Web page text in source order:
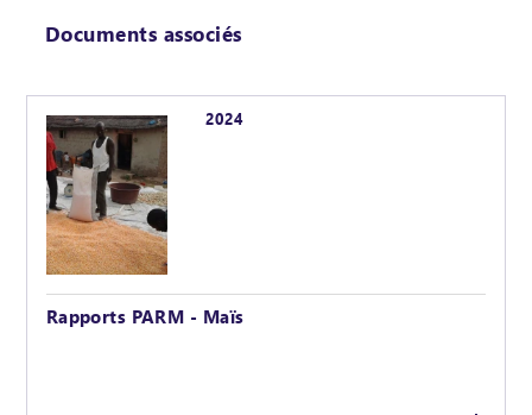
Documents associés
2024
Rapports PARM - Maïs